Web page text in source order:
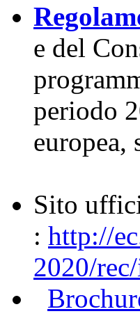
e del
periodo
europea,
Sito
: http://
2020/